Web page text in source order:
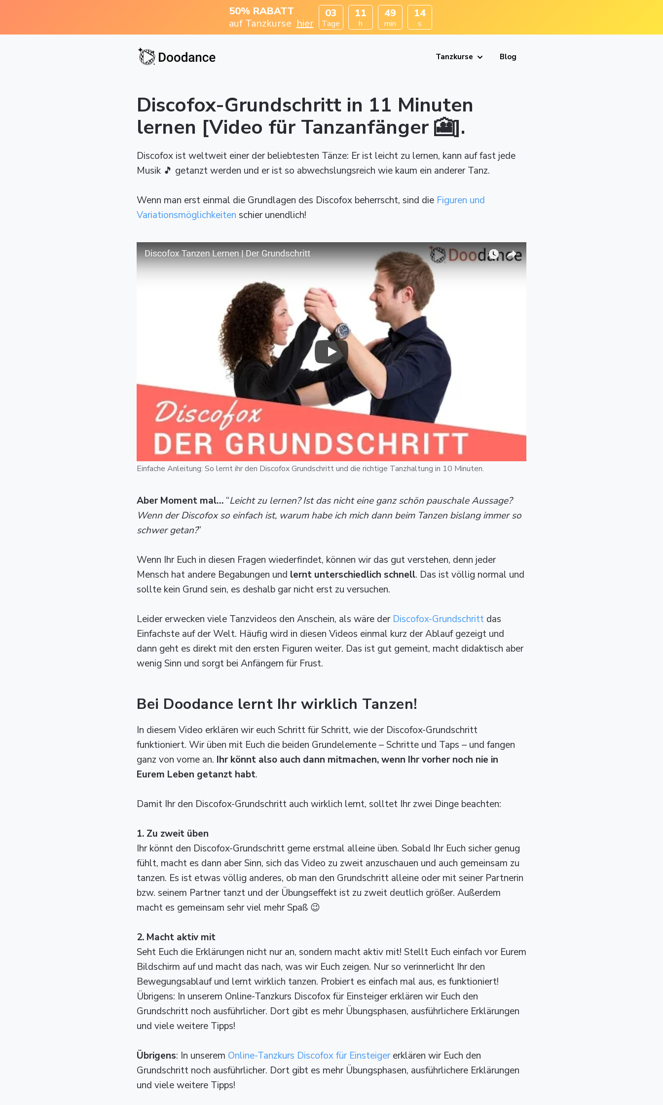
50% RABATT
auf Tanzkurse hier
03
Tage
11
h
49
min
13
s
Tanzkurse Blog
Discofox-Grundschritt in 11 Minuten
lernen [Video für Tanzanfänger 🎦].
Discofox ist weltweit einer der beliebtesten Tänze: Er ist leicht zu lernen, kann auf fast jede
Musik 🎵 getanzt werden und er ist so abwechslungsreich wie kaum ein anderer Tanz.
Wenn man erst einmal die Grundlagen des Discofox beherrscht, sind die Figuren und
Variationsmöglichkeiten schier unendlich!
Einfache Anleitung: So lernt ihr den Discofox Grundschritt und die richtige Tanzhaltung in 10 Minuten.
Aber Moment mal… “Leicht zu lernen? Ist das nicht eine ganz schön pauschale Aussage?
Wenn der Discofox so einfach ist, warum habe ich mich dann beim Tanzen bislang immer so
schwer getan?”
Wenn Ihr Euch in diesen Fragen wiederfindet, können wir das gut verstehen, denn jeder
Mensch hat andere Begabungen und lernt unterschiedlich schnell. Das ist völlig normal und
sollte kein Grund sein, es deshalb gar nicht erst zu versuchen.
Leider erwecken viele Tanzvideos den Anschein, als wäre der Discofox-Grundschritt das
Einfachste auf der Welt. Häufig wird in diesen Videos einmal kurz der Ablauf gezeigt und
dann geht es direkt mit den ersten Figuren weiter. Das ist gut gemeint, macht didaktisch aber
wenig Sinn und sorgt bei Anfängern für Frust.
Bei Doodance lernt Ihr wirklich Tanzen!
In diesem Video erklären wir euch Schritt für Schritt, wie der Discofox-Grundschritt
funktioniert. Wir üben mit Euch die beiden Grundelemente – Schritte und Taps – und fangen
ganz von vorne an. Ihr könnt also auch dann mitmachen, wenn Ihr vorher noch nie in
Eurem Leben getanzt habt.
Damit Ihr den Discofox-Grundschritt auch wirklich lernt, solltet Ihr zwei Dinge beachten:
1. Zu zweit üben
Ihr könnt den Discofox-Grundschritt gerne erstmal alleine üben. Sobald Ihr Euch sicher genug
fühlt, macht es dann aber Sinn, sich das Video zu zweit anzuschauen und auch gemeinsam zu
tanzen. Es ist etwas völlig anderes, ob man den Grundschritt alleine oder mit seiner Partnerin
bzw. seinem Partner tanzt und der Übungseffekt ist zu zweit deutlich größer. Außerdem
macht es gemeinsam sehr viel mehr Spaß 😉
2. Macht aktiv mit
Seht Euch die Erklärungen nicht nur an, sondern macht aktiv mit! Stellt Euch einfach vor Eurem
Bildschirm auf und macht das nach, was wir Euch zeigen. Nur so verinnerlicht Ihr den
Bewegungsablauf und lernt wirklich tanzen. Probiert es einfach mal aus, es funktioniert!
Übrigens: In unserem Online-Tanzkurs Discofox für Einsteiger erklären wir Euch den
Grundschritt noch ausführlicher. Dort gibt es mehr Übungsphasen, ausführlichere Erklärungen
und viele weitere Tipps!
Übrigens: In unserem Online-Tanzkurs Discofox für Einsteigererklären wir Euch den
Grundschritt noch ausführlicher. Dort gibt es mehr Übungsphasen, ausführlichere Erklärungen
und viele weitere Tipps!